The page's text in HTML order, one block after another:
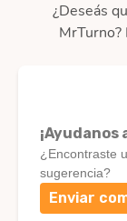
¿Deseás
MrTurno?
¡Ayudanos
¿Encontraste
sugerencia?
Enviar